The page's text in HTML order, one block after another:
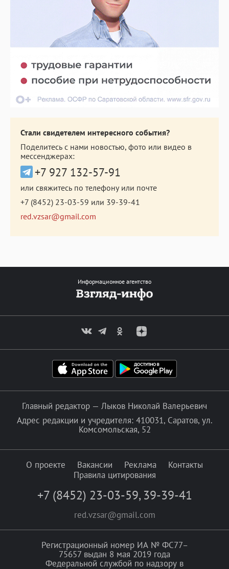
Стали свидетелем интересного события?
Поделитесь с нами новостью, фото или видео в
мессенджерах:
+7 927 132-57-91
или свяжитесь по телефону или почте
+7 (8452) 23-03-59 или 39-39-41
red.vzsar@gmail.com
Информационное агентство
Главный редактор — Лыков Николай Валерьевич
Адрес редакции и учредителя: 410031, Саратов, ул.
Комсомольская, 52
О проекте Вакансии Реклама
Контакты
Правила цитирования
+7 (8452) 23-03-59, 39-39-41
red.vzsar@gmail.com
Регистрационный номер ИА № ФС77–
75657 выдан 8 мая 2019 года
Федеральной службой по надзору в